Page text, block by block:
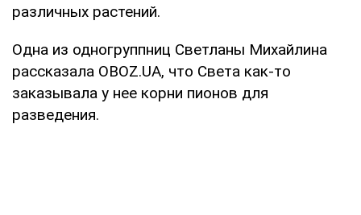
различных растений.
Одна из одногруппниц Светланы Михайлина
рассказала OBOZ.UA, что Света как-то
заказывала у нее корни пионов для
разведения.